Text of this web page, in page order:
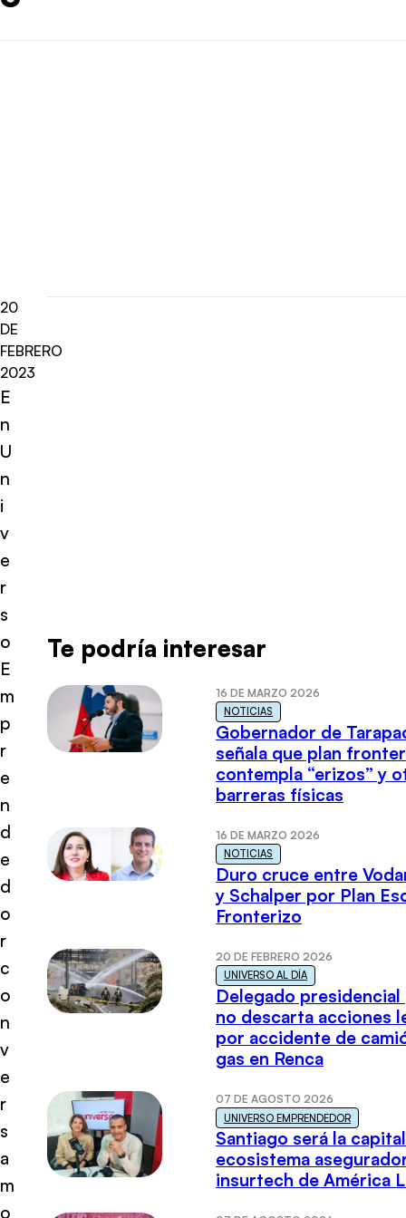
20
DE
FEBRERO
2023
E
n
U
n
i
v
e
r
s
o
E
m
p
r
e
n
d
e
d
o
r
c
o
n
v
e
r
s
a
m
o
Te podría interesar
16 DE MARZO 2026
NOTICIAS
Gobernador de
señala que plan
contempla “erizos” y
barreras físicas
16 DE MARZO 2026
NOTICIAS
Duro cruce entre
y Schalper por Plan
Fronterizo
20 DE FEBRERO 2026
UNIVERSO AL DÍA
Delegado presidencial
no descarta acciones
por accidente de
gas en Renca
07 DE AGOSTO 2026
UNIVERSO EMPRENDEDOR
Santiago será la
ecosistema
insurtech de América